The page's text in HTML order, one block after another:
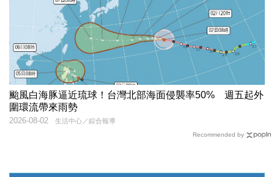
颱風白海豚逼近琉球！台灣北部海面侵襲率50% 週五起外
圍環流帶來雨勢
生活中心／綜合報導
2026-08-02
Recommended by